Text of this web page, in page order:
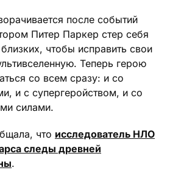
после событий
Питер Паркер стер себя
чтобы исправить свои
Теперь герою
со всем сразу: и со
и с супергеройством, и со
силами.
что исследователь НЛО
следы древней
.